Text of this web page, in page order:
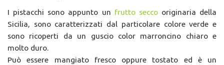
I pistacchi sono appunto un frutto seccooriginaria della
Sicilia, sono caratterizzati dal particolare colore verde e
sono ricoperti da un guscio color marroncino chiaro e
molto duro.
Può essere mangiato fresco oppure tostato ed è un